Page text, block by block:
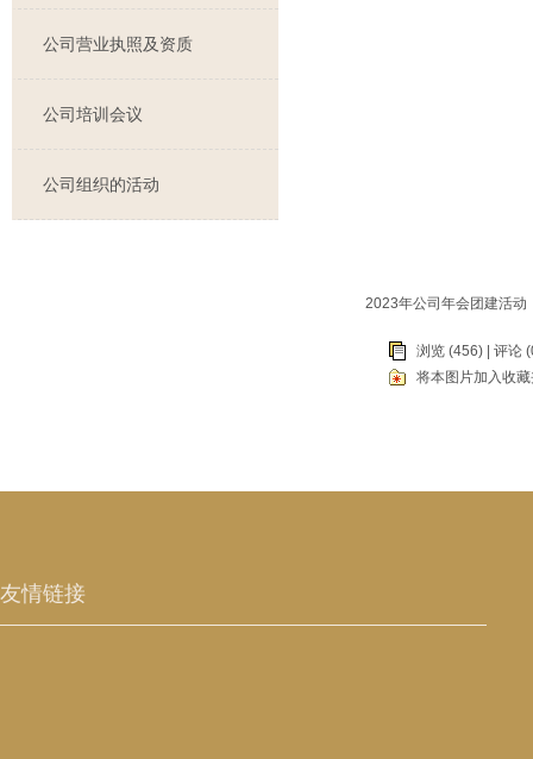
2023年公司年会团建活动
浏览 (456) | 评论
将本图片加入收
公司营业执照及资质
公司培训会议
公司组织的活动
友情链接